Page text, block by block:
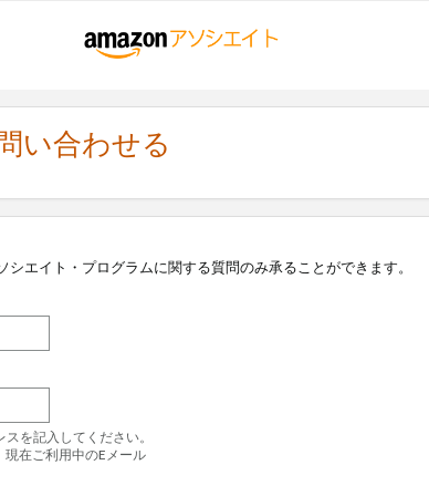
い合わせる
エイト・プログラムに関する質問のみ承ることができます。
を記入してください。
在ご利用中のEメール